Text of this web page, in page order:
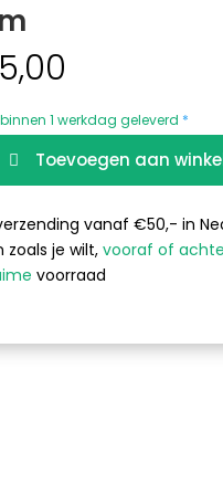
1 werkdag geleverd *
Toevoegen aan
vanaf €50,- in
zoals je wilt, vooraf of
voorraad